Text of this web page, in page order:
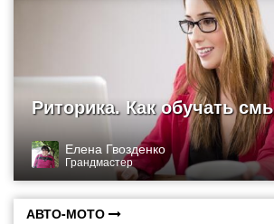
Риторика. Как обучать
Елена Гвозденко
Грандмастер
АВТО-МОТО